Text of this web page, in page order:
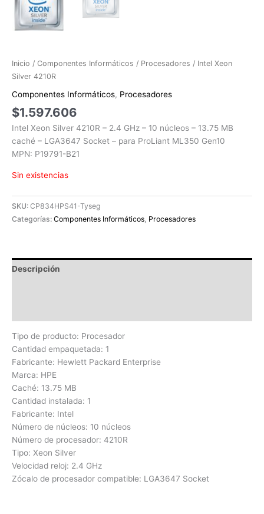
Inicio / Componentes Informáticos / Procesadores / Intel Xeon
Silver 4210R
Componentes Informáticos, Procesadores
$1.597.606
Intel Xeon Silver 4210R – 2.4 GHz – 10 núcleos – 13.75 MB
caché – LGA3647 Socket – para ProLiant ML350 Gen10
MPN: P19791-B21
Sin existencias
SKU: CP834HPS41-Tyseg
Categorías: Componentes Informáticos, Procesadores
Descripción
Tipo de producto: Procesador
Cantidad empaquetada: 1
Fabricante: Hewlett Packard Enterprise
Marca: HPE
Caché: 13.75 MB
Cantidad instalada: 1
Fabricante: Intel
Número de núcleos: 10 núcleos
Número de procesador: 4210R
Tipo: Xeon Silver
Velocidad reloj: 2.4 GHz
Zócalo de procesador compatible: LGA3647 Socket